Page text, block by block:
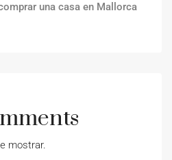
una casa en Mallorca
mostrar.